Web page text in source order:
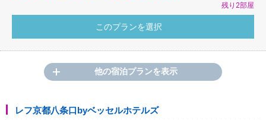
残り2部屋
他の宿泊プランを表示
レフ京都八条口byベッセルホテルズ